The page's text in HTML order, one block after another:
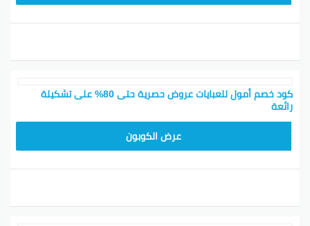
كود خصم أمول للعبايات عروض حصرية حتى 80% على تشكيلة
رائعة
عرض الكوبون